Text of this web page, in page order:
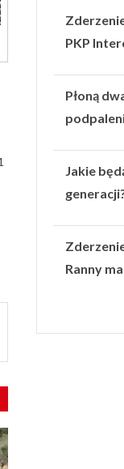
PKP
Płoną
Jakie
Ranny